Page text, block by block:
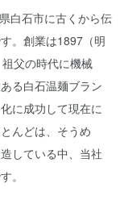
白石市に古くから伝
。創業は1897（明
父の時代に機械
る白石温麺ブラン
に成功して現在に
んどは、そうめ
している中、当社
。